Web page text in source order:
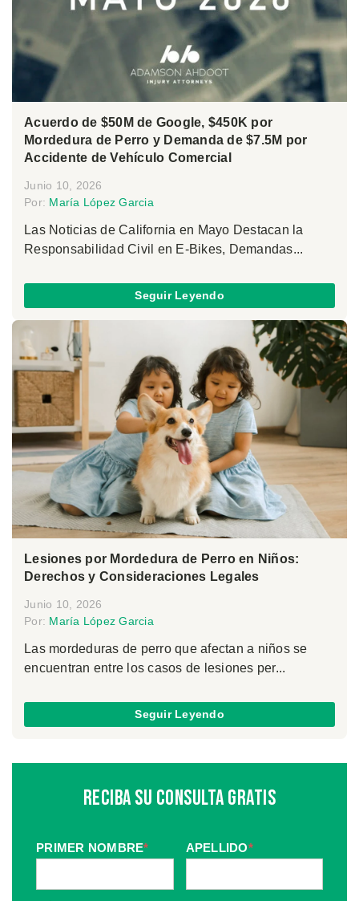
Acuerdo de $50M de Google, $450K por
Mordedura de Perro y Demanda de $7.5M por
Accidente de Vehículo Comercial
Junio 10, 2026
Por: María López Garcia
Las Noticias de California en Mayo Destacan la
Responsabilidad Civil en E-Bikes, Demandas...
Seguir Leyendo
Lesiones por Mordedura de Perro en Niños:
Derechos y Consideraciones Legales
Junio 10, 2026
Por: María López Garcia
Las mordeduras de perro que afectan a niños se
encuentran entre los casos de lesiones per...
Seguir Leyendo
Reciba Su Consulta Gratis
PRIMER NOMBRE* APELLIDO*